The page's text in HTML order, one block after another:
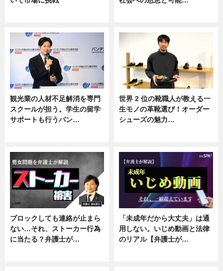
観光業の人材不足解消を専門
スクールが担う。学生の留学
サポートも行うバン…
世界 2 位の靴職人が教える一
生モノの革靴選び！オーダー
シューズの魅力…
ブロックしても連絡が止まら
ない…それ、ストーカー行為
に当たる？弁護士が…
「未成年だから大丈夫」は通
用しない。いじめ動画と法律
のリアル【弁護士が…